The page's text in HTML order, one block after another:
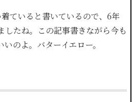
ていると書いているので、6年
したね。この記事書きながら今も
のよ。バターイエロー。